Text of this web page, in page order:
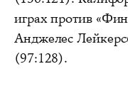
играх против
Анджелес
(97:128).